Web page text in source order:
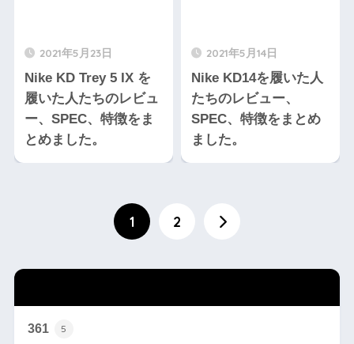
2021年5月23日
Nike KD Trey 5 IX を
履いた人たちのレビュ
ー、SPEC、特徴をま
とめました。
2021年5月14日
Nike KD14を履いた人
たちのレビュー、
SPEC、特徴をまとめ
ました。
1 2
361 5